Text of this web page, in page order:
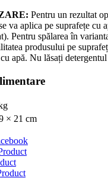
Pentru un rezultat
va aplica pe suprafețe cu
Pentru spălarea în
produsului pe
apă. Nu lăsați
× 21 cm